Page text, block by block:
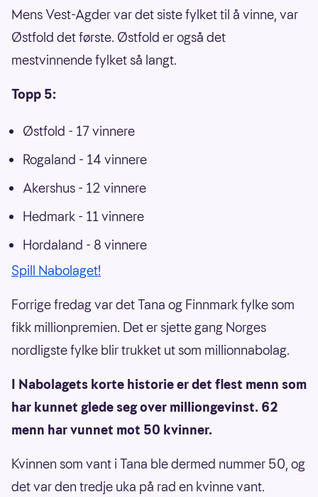
Mens Vest-Agder var det siste fylket til å vinne, var
Østfold det første. Østfold er også det
mestvinnende fylket så langt.
Topp 5:
Østfold - 17 vinnere
Rogaland - 14 vinnere
Akershus - 12 vinnere
Hedmark - 11 vinnere
Hordaland - 8 vinnere
Spill Nabolaget!
Forrige fredag var det Tana og Finnmark fylke som
fikk millionpremien. Det er sjette gang Norges
nordligste fylke blir trukket ut som millionnabolag.
I Nabolagets korte historie er det flest menn som
har kunnet glede seg over milliongevinst. 62
menn har vunnet mot 50 kvinner.
Kvinnen som vant i Tana ble dermed nummer 50, og
det var den tredje uka på rad en kvinne vant.